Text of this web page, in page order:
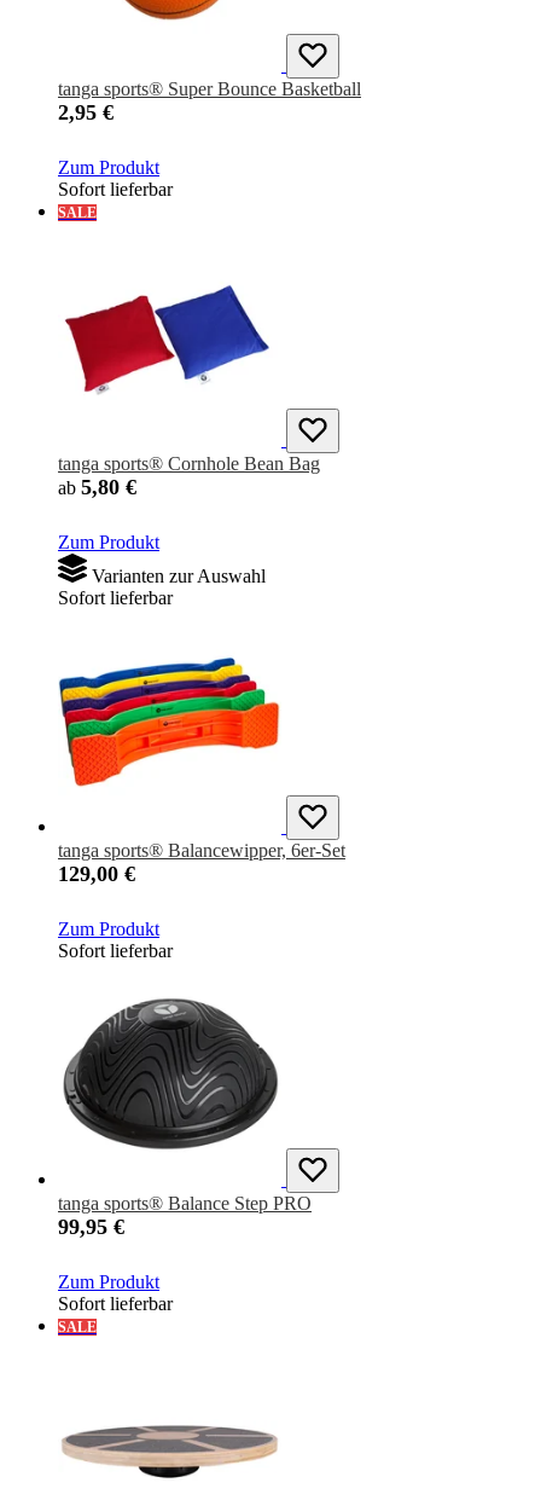
tanga sports® Super Bounce Basketball
2,95 €
Zum Produkt
Sofort lieferbar
SALE
tanga sports® Cornhole Bean Bag
ab 5,80 €
Zum Produkt
Varianten zur Auswahl
Sofort lieferbar
tanga sports® Balancewipper, 6er-Set
129,00 €
Zum Produkt
Sofort lieferbar
tanga sports® Balance Step PRO
99,95 €
Zum Produkt
Sofort lieferbar
SALE